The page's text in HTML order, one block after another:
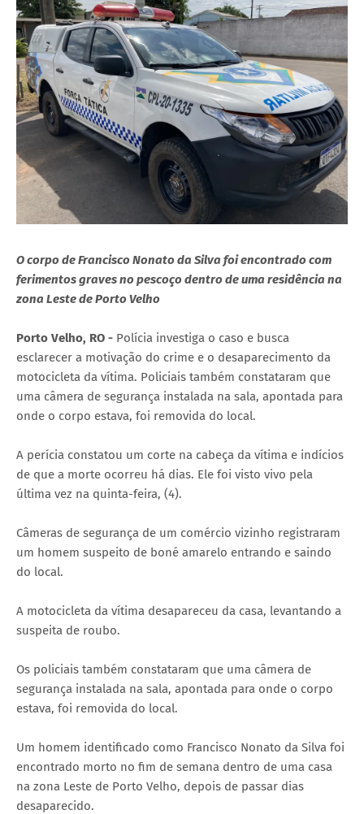
O corpo de Francisco Nonato da Silva foi encontrado com
ferimentos graves no pescoço dentro de uma residência na
zona Leste de Porto Velho
Porto Velho, RO - Polícia investiga o caso e busca
esclarecer a motivação do crime e o desaparecimento da
motocicleta da vítima. Policiais também constataram que
uma câmera de segurança instalada na sala, apontada para
onde o corpo estava, foi removida do local.
A perícia constatou um corte na cabeça da vítima e indícios
de que a morte ocorreu há dias. Ele foi visto vivo pela
última vez na quinta-feira, (4).
Câmeras de segurança de um comércio vizinho registraram
um homem suspeito de boné amarelo entrando e saindo
do local.
A motocicleta da vítima desapareceu da casa, levantando a
suspeita de roubo.
Os policiais também constataram que uma câmera de
segurança instalada na sala, apontada para onde o corpo
estava, foi removida do local.
Um homem identificado como Francisco Nonato da Silva foi
encontrado morto no fim de semana dentro de uma casa
na zona Leste de Porto Velho, depois de passar dias
desaparecido.